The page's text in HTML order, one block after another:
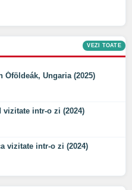
VEZI TOATE
Óföldeák, Ungaria (2025)
intr-o zi (2024)
vizitate intr-o zi (2024)